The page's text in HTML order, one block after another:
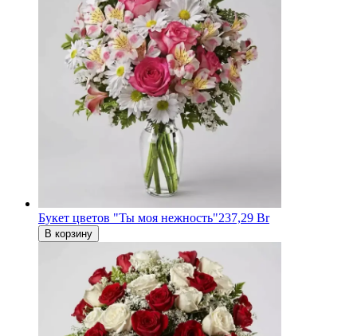
Букет цветов "Ты моя нежность"237,29 Br
В корзину